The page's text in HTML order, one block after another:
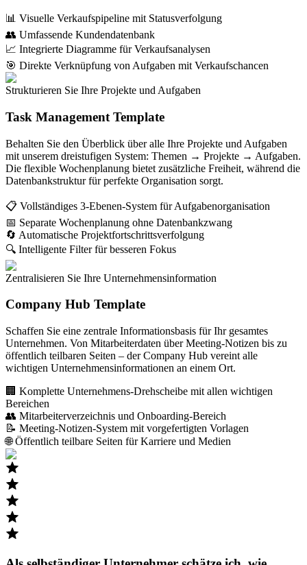
📊 Visuelle Verkaufspipeline mit Statusverfolgung
👥 Umfassende Kundendatenbank
📈 Integrierte Diagramme für Verkaufsanalysen
🎯 Direkte Verknüpfung von Aufgaben mit Verkaufschancen
Strukturieren Sie Ihre Projekte und Aufgaben
Task Management Template
Behalten Sie den Überblick über alle Ihre Projekte und Aufgaben
mit unserem dreistufigen System: Themen → Projekte → Aufgaben.
Die flexible Wochenplanung bietet zusätzliche Freiheit, während die
Datenbankstruktur für perfekte Organisation sorgt.
📋 Vollständiges 3-Ebenen-System für Aufgabenorganisation
📅 Separate Wochenplanung ohne Datenbankzwang
🔄 Automatische Projektfortschrittsverfolgung
🔍 Intelligente Filter für besseren Fokus
Zentralisieren Sie Ihre Unternehmensinformation
Company Hub Template
Schaffen Sie eine zentrale Informationsbasis für Ihr gesamtes
Unternehmen. Von Mitarbeiterdaten über Meeting-Notizen bis zu
öffentlich teilbaren Seiten – der Company Hub vereint alle
wichtigen Unternehmensinformationen an einem Ort.
🏢 Komplette Unternehmens-Drehscheibe mit allen wichtigen
Bereichen
👥 Mitarbeiterverzeichnis und Onboarding-Bereich
📝 Meeting-Notizen-System mit vorgefertigten Vorlagen
🌐 Öffentlich teilbare Seiten für Karriere und Medien